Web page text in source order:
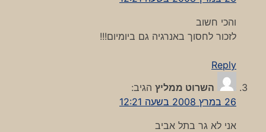
והכי חשוב
לזכור לחסוך באנרגיה גם ביומיום!!!
Reply
השרוט ממליץ הגיב:
26 במרץ 2008 בשעה 12:21
אני לא גר בתל אביב